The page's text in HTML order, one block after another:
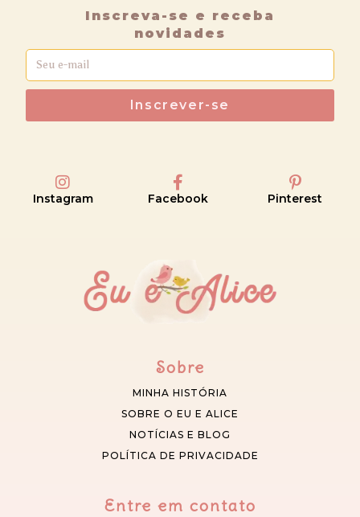
Inscreva-se e receba
novidades
Inscrever-se
Instagram Facebook Pinterest
Sobre
MINHA HISTÓRIA
SOBRE O EU E ALICE
NOTÍCIAS E BLOG
POLÍTICA DE PRIVACIDADE
Entre em contato